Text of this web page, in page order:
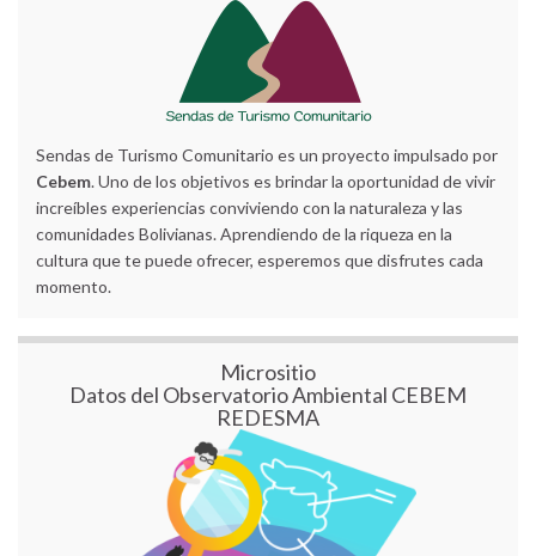
Sendas de Turismo Comunitario es un proyecto impulsado por
Cebem. Uno de los objetivos es brindar la oportunidad de vivir
increíbles experiencias conviviendo con la naturaleza y las
comunidades Bolivianas. Aprendiendo de la riqueza en la
cultura que te puede ofrecer, esperemos que disfrutes cada
momento.
Micrositio
Datos del Observatorio Ambiental CEBEM
REDESMA